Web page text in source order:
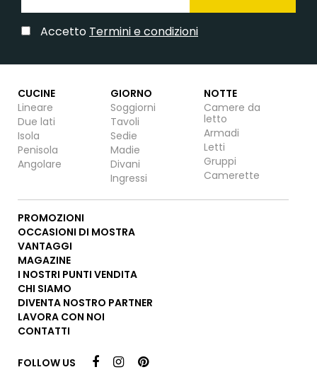
Accetto Termini e condizioni
CUCINE
Lineare
Due lati
Isola
Penisola
Angolare
GIORNO
Soggiorni
Tavoli
Sedie
Madie
Divani
Ingressi
NOTTE
Camere da
letto
Armadi
Letti
Gruppi
Camerette
PROMOZIONI
OCCASIONI DI MOSTRA
VANTAGGI
MAGAZINE
I NOSTRI PUNTI VENDITA
CHI SIAMO
DIVENTA NOSTRO PARTNER
LAVORA CON NOI
CONTATTI
FOLLOW US